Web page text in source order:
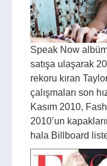
Speak Now
satışa ulaşarak
rekoru kıran
çalışmaları son
Kasım 2010,
2010’un
hala Billboard